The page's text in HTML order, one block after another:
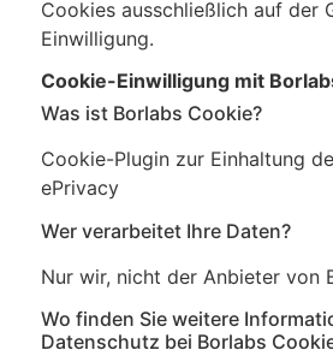
Cookies ausschließlich auf der
Einwilligung.
Cookie-Einwilligung mit
Was ist Borlabs Cookie?
Cookie-Plugin zur Einhaltung
ePrivacy
Wer verarbeitet Ihre Daten?
Nur wir, nicht der Anbieter von
Wo finden Sie weitere
Datenschutz bei Borlabs